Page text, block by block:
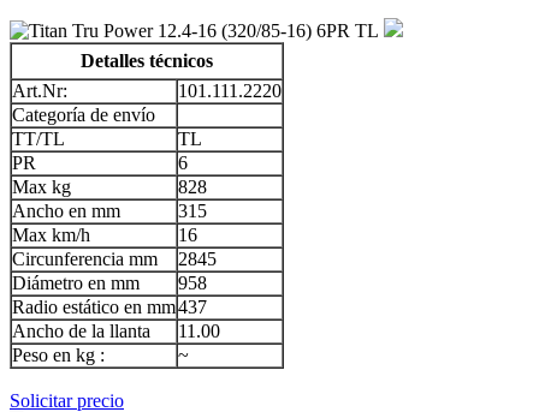
Detalles técnicos
Art.Nr:
101.111.2220
Categoría de envío
TT/TL
TL
PR
6
Max kg
828
Ancho en mm
315
Max km/h
16
Circunferencia mm
2845
Diámetro en mm
958
Radio estático en mm437
Ancho de la llanta
11.00
Peso en kg :
~
Solicitar precio